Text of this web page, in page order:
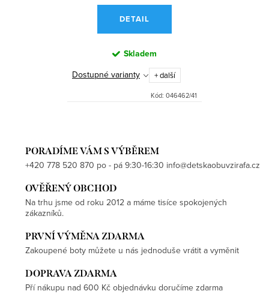
DETAIL
Skladem
Dostupné varianty
+ další
Kód: 046462/41
PORADÍME VÁM S VÝBĚREM
+420 778 520 870 po - pá 9:30-16:30 info@detskaobuvzirafa.cz
OVĚŘENÝ OBCHOD
Na trhu jsme od roku 2012 a máme tisíce spokojených
zákazníků.
PRVNÍ VÝMĚNA ZDARMA
Zakoupené boty můžete u nás jednoduše vrátit a vyměnit
DOPRAVA ZDARMA
Pří nákupu nad 600 Kč objednávku doručíme zdarma